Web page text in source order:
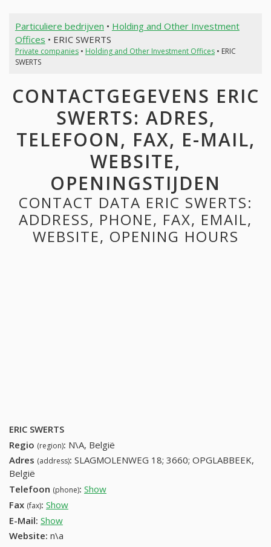
Particuliere bedrijven • Holding and Other Investment
Offices • ERIC SWERTS
Private companies• Holding and Other Investment Offices• ERIC
SWERTS
CONTACTGEGEVENS ERIC
SWERTS: ADRES,
TELEFOON, FAX, E-MAIL,
WEBSITE,
OPENINGSTIJDEN
CONTACT DATA ERIC SWERTS:
ADDRESS, PHONE, FAX, EMAIL,
WEBSITE, OPENING HOURS
ERIC SWERTS
Regio (region): N\A, België
Adres (address): SLAGMOLENWEG 18; 3660; OPGLABBEEK,
België
Telefoon (phone): Show
Fax (fax): Show
E-Mail: Show
Website: n\a